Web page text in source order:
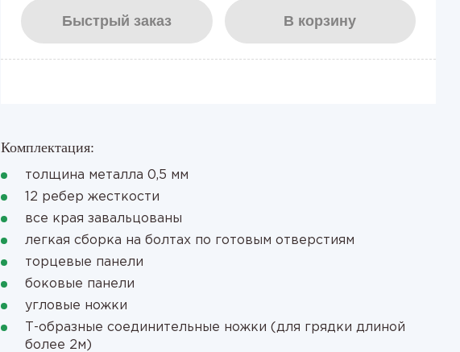
Быстрый заказ В корзину
Комплектация:
толщина металла 0,5 мм
12 ребер жесткости
все края завальцованы
легкая сборка на болтах по готовым отверстиям
торцевые панели
боковые панели
угловые ножки
Т-образные соединительные ножки (для грядки длиной
более 2м)